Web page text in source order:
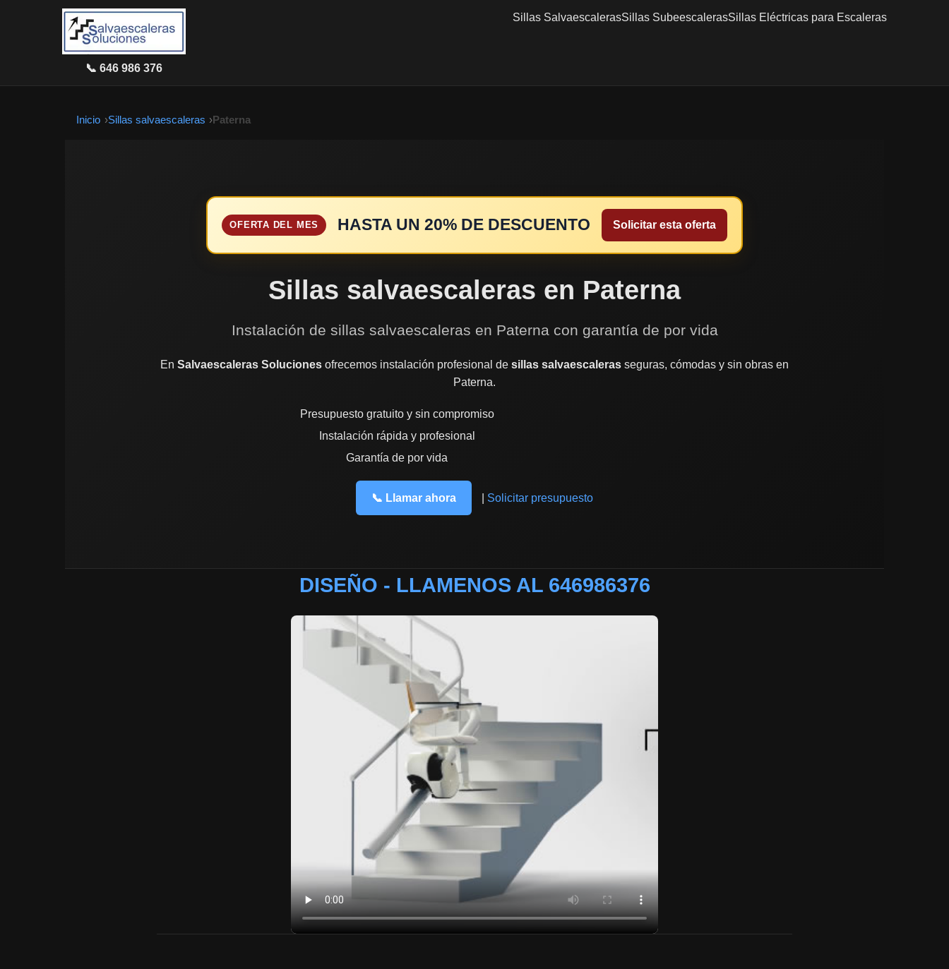
📞 646 986 376
Sillas SalvaescalerasSillas SubeescalerasSillas Eléctricas para Escaleras
Inicio Sillas salvaescaleras Paterna
OFERTA DEL MES HASTA UN 20% DE DESCUENTO Solicitar esta oferta
Sillas salvaescaleras en Paterna
Instalación de sillas salvaescaleras en Paterna con garantía de por vida
En Salvaescaleras Soluciones ofrecemos instalación profesional de sillas salvaescaleras seguras, cómodas y sin obras en
Paterna.
Presupuesto gratuito y sin compromiso
Instalación rápida y profesional
Garantía de por vida
📞 Llamar ahora Solicitar presupuesto
DISEÑO - LLAMENOS AL 646986376